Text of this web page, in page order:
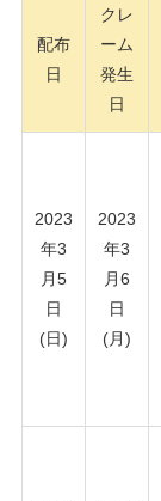
配布
日
クレ
ーム
発生
日
2023
年3
月5
日
(日)
2023
年3
月6
日
(月)